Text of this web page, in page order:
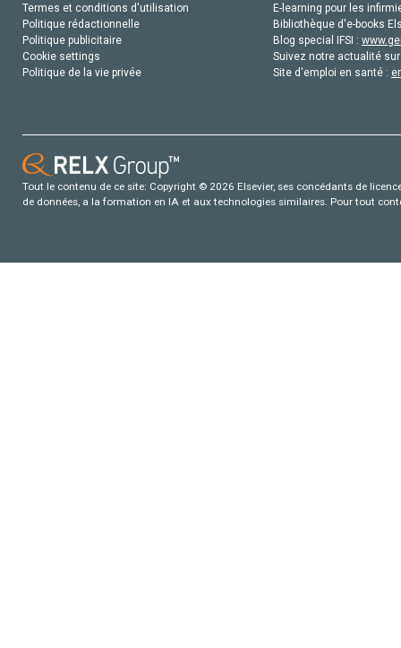
Termes et conditions d'utilisation
Politique rédactionnelle
Politique publicitaire
Cookie settings
Politique de la vie privée
E-learning pour les
Bibliothèque d'e-books
Blog special IFSI :
Suivez notre actualité
Site d'emploi en santé :
Tout le contenu de ce site: Copyright © 2026 Elsevier, ses concédants de
de données, a la formation en IA et aux technologies similaires. Pour tout